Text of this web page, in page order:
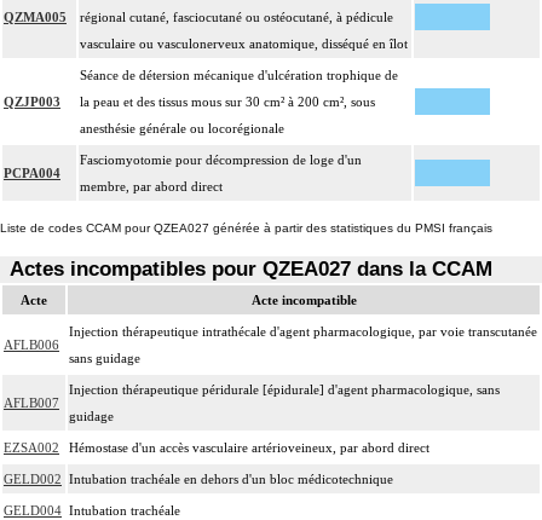
QZMA005
régional cutané, fasciocutané ou ostéocutané, à pédicule
vasculaire ou vasculonerveux anatomique, disséqué en îlot
QZJP003
Séance de détersion mécanique d'ulcération trophique de
la peau et des tissus mous sur 30 cm² à 200 cm², sous
anesthésie générale ou locorégionale
PCPA004
Fasciomyotomie pour décompression de loge d'un
membre, par abord direct
Liste de codes CCAM pour QZEA027 générée à partir des statistiques du PMSI français
Actes incompatibles pour QZEA027 dans la CCAM
Acte Acte incompatible
AFLB006
Injection thérapeutique intrathécale d'agent pharmacologique, par voie transcutanée
sans guidage
AFLB007
Injection thérapeutique péridurale [épidurale] d'agent pharmacologique, sans
guidage
EZSA002 Hémostase d'un accès vasculaire artérioveineux, par abord direct
GELD002 Intubation trachéale en dehors d'un bloc médicotechnique
GELD004 Intubation trachéale